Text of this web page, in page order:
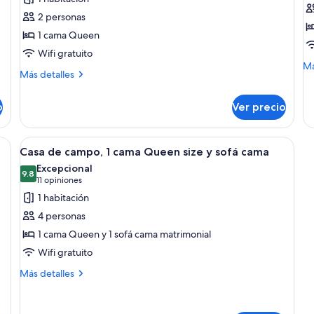
de
Habitación
Premier,
1
cama
planta
baja
2 personas
1 cama Queen
Wifi gratuito
Más detalles
Más
Premier,
cama
Queen
size,
planta
baja
Ver precio
cama grande, una mesita de noche con lámpara y una ventana con vista a
Abrir
todas
las
fotos
de
Casa
de
campo,
1
Una sala de estar con chimenea, un
5
Casa de campo, 1 cama Queen size y sofá cama
9.89.8 de 10
Excepcional
11 opiniones
(11
opiniones)
1 habitación
4 personas
1 cama Queen y 1 sofá cama matrimonial
Wifi gratuito
Más detalles
Más